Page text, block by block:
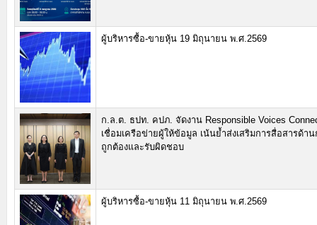
ผู้บริหารซื้อ-ขายหุ้น 19 มิถุนายน พ.ศ.2569
ก.ล.ต. ธปท. คปภ. จัดงาน Responsible Voices
เชื่อมเครือข่ายผู้ให้ข้อมูล เน้นย้ำส่งเสริมการสื่อสารด้าน
ถูกต้องและรับผิดชอบ
ผู้บริหารซื้อ-ขายหุ้น 11 มิถุนายน พ.ศ.2569